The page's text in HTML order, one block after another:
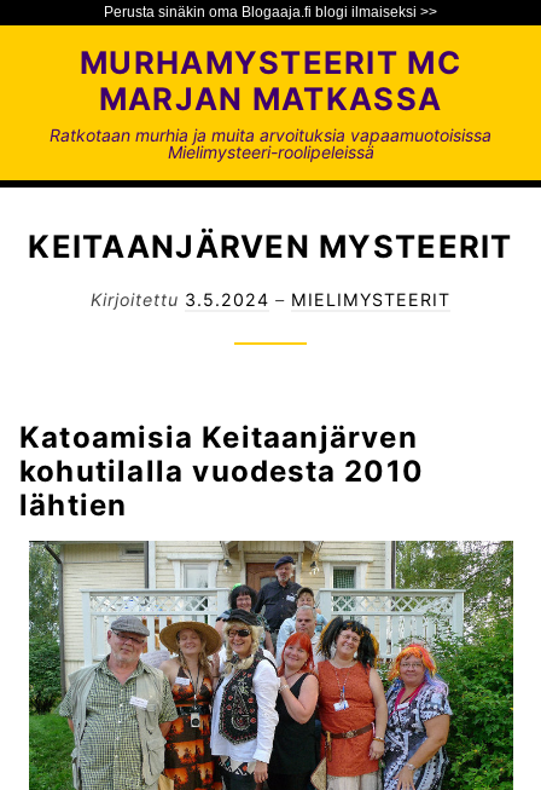
Perusta sinäkin oma Blogaaja.fi blogi ilmaiseksi >>
y
MURHAMYSTEERIT MC
MARJAN MATKASSA
Ratkotaan murhia ja muita arvoituksia vapaamuotoisissa
Mielimysteeri-roolipeleissä
KEITAANJÄRVEN MYSTEERIT
Kirjoitettu 3.5.2024 – MIELIMYSTEERIT
Katoamisia Keitaanjärven
kohutilalla vuodesta 2010
lähtien